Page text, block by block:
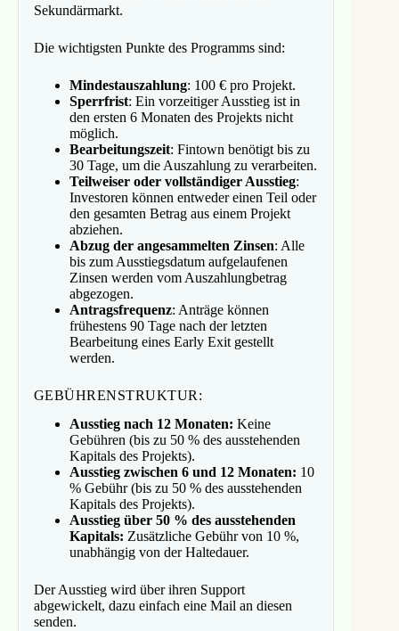
Sekundärmarkt.
Die wichtigsten Punkte des Programms sind:
Mindestauszahlung: 100 € pro Projekt.
Sperrfrist: Ein vorzeitiger Ausstieg ist in
den ersten 6 Monaten des Projekts nicht
möglich.
Bearbeitungszeit: Fintown benötigt bis zu
30 Tage, um die Auszahlung zu verarbeiten.
Teilweiser oder vollständiger Ausstieg:
Investoren können entweder einen Teil oder
den gesamten Betrag aus einem Projekt
abziehen.
Abzug der angesammelten Zinsen: Alle
bis zum Ausstiegsdatum aufgelaufenen
Zinsen werden vom Auszahlungbetrag
abgezogen.
Antragsfrequenz: Anträge können
frühestens 90 Tage nach der letzten
Bearbeitung eines Early Exit gestellt
werden.
GEBÜHRENSTRUKTUR:
Ausstieg nach 12 Monaten: Keine
Gebühren (bis zu 50 % des ausstehenden
Kapitals des Projekts).
Ausstieg zwischen 6 und 12 Monaten: 10
% Gebühr (bis zu 50 % des ausstehenden
Kapitals des Projekts).
Ausstieg über 50 % des ausstehenden
Kapitals: Zusätzliche Gebühr von 10 %,
unabhängig von der Haltedauer.
Der Ausstieg wird über ihren Support
abgewickelt, dazu einfach eine Mail an diesen
senden.